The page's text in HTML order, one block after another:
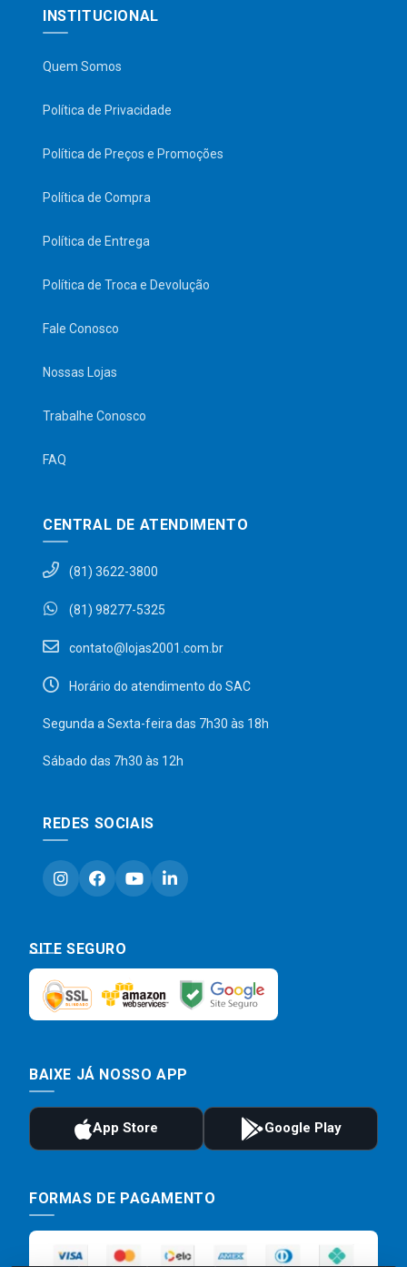
INSTITUCIONAL
Quem Somos
Política de Privacidade
Política de Preços e Promoções
Política de Compra
Política de Entrega
Política de Troca e Devolução
Fale Conosco
Nossas Lojas
Trabalhe Conosco
FAQ
CENTRAL DE ATENDIMENTO
(81) 3622-3800
(81) 98277-5325
contato@lojas2001.com.br
Horário do atendimento do SAC
Segunda a Sexta-feira das 7h30 às 18h
Sábado das 7h30 às 12h
REDES SOCIAIS
SITE SEGURO
BAIXE JÁ NOSSO APP
FORMAS DE PAGAMENTO